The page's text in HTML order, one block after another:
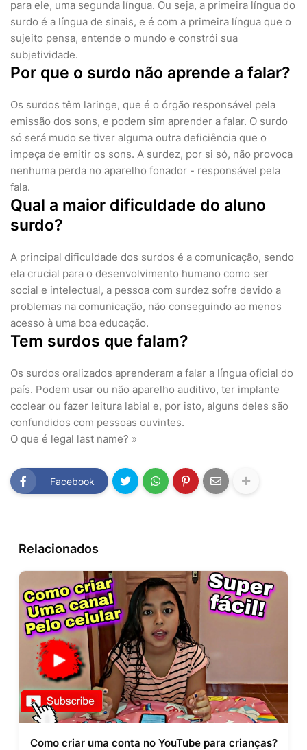
para ele, uma segunda língua. Ou seja, a primeira língua do
surdo é a língua de sinais, e é com a primeira língua que o
sujeito pensa, entende o mundo e constrói sua
subjetividade.
Por que o surdo não aprende a falar?
Os surdos têm laringe, que é o órgão responsável pela
emissão dos sons, e podem sim aprender a falar. O surdo
só será mudo se tiver alguma outra deficiência que o
impeça de emitir os sons. A surdez, por si só, não provoca
nenhuma perda no aparelho fonador - responsável pela
fala.
Qual a maior dificuldade do aluno
surdo?
A principal dificuldade dos surdos é a comunicação, sendo
ela crucial para o desenvolvimento humano como ser
social e intelectual, a pessoa com surdez sofre devido a
problemas na comunicação, não conseguindo ao menos
acesso à uma boa educação.
Tem surdos que falam?
Os surdos oralizados aprenderam a falar a língua oficial do
país. Podem usar ou não aparelho auditivo, ter implante
coclear ou fazer leitura labial e, por isto, alguns deles são
confundidos com pessoas ouvintes.
O que é legal last name? »
Facebook
Relacionados
Como criar uma conta no YouTube para crianças?